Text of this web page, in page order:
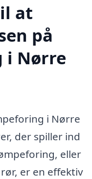
at
på
i Nørre
i Nørre
der spiller ind
eller
er en effektiv